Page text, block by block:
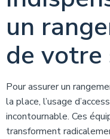
un
de votre
Pour assurer un
la place, l’usage
incontournable. Ces
transforment